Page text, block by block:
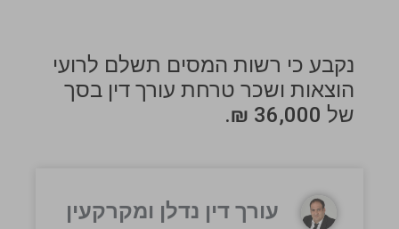
נקבע כי רשות המסים תשלם לרועי
הוצאות ושכר טרחת עורך דין בסך
של 36,000 ₪.
עורך דין נדלן ומקרקעין